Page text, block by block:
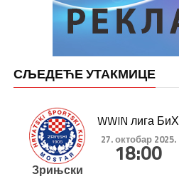
СЉЕДЕЋЕ УТАКМИЦЕ
Зрињски
WWIN лига БиХ
27. октобар 2025.
18:00